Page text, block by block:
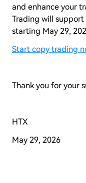
and enhance your
Trading will support
starting May 29,
Start copy trading
Thank you for your
HTX
May 29, 2026